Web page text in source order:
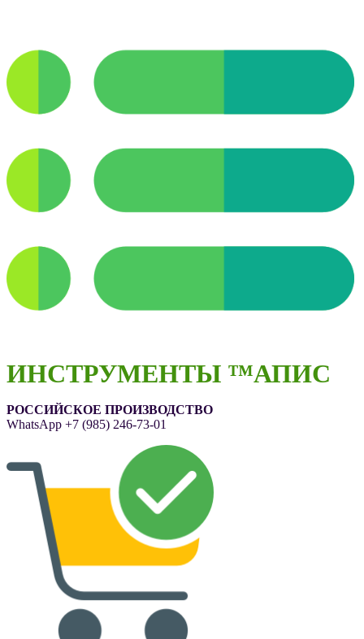
ИНСТРУМЕНТЫ ™АПИС
РОССИЙСКОЕ ПРОИЗВОДСТВО
WhatsApp +7 (985) 246-73-01